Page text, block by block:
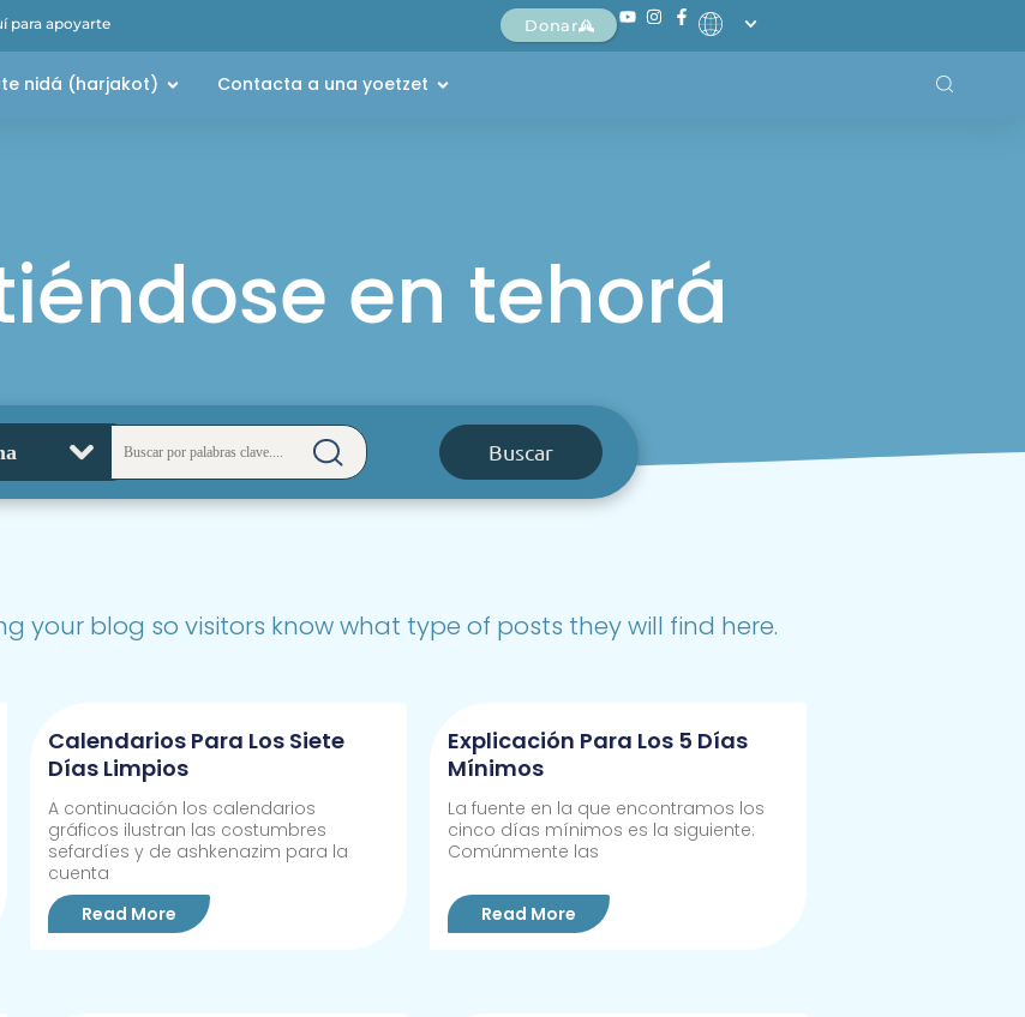
para apoyarte Donar
nidá (harjakot) Contacta a una yoetzet
en tehorá
your blog so visitors know what type of posts they will find here.
Calendarios Para Los Siete
Días Limpios
A continuación los calendarios
gráficos ilustran las costumbres
sefardíes y de ashkenazim para la
cuenta
Read More
Explicación Para Los 5 Días
Mínimos
La fuente en la que encontramos los
cinco días mínimos es la siguiente:
Comúnmente las
Read More